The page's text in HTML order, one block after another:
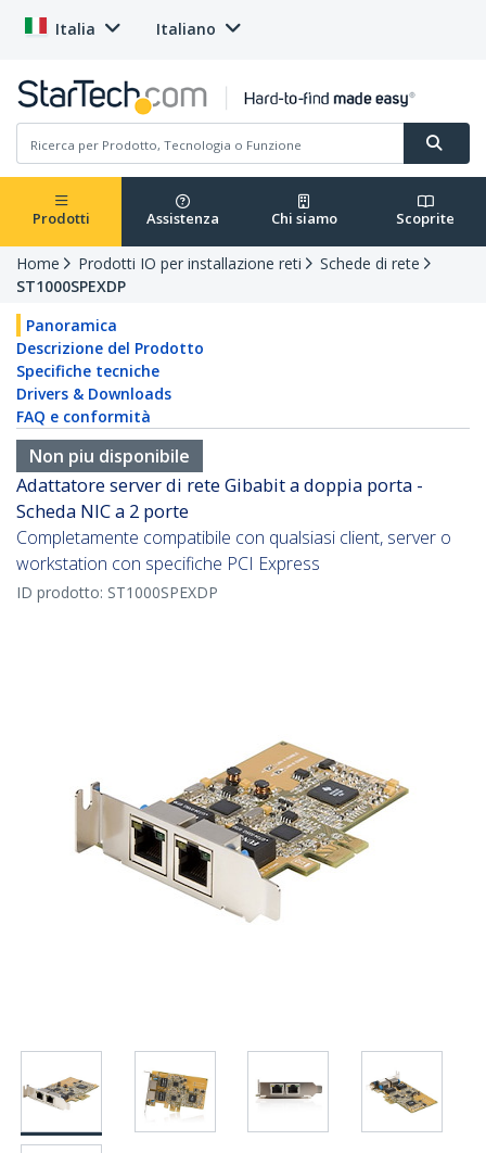
Italia Italiano
Prodotti Assistenza Chi siamo Scoprite
Home Prodotti IO per installazione reti
Schede di rete
ST1000SPEXDP
Panoramica
Descrizione del Prodotto
Specifiche tecniche
Drivers & Downloads
FAQ e conformità
Non piu disponibile
Adattatore server di rete Gibabit a doppia porta -
Scheda NIC a 2 porte
Completamente compatibile con qualsiasi client, server o
workstation con specifiche PCI Express
ID prodotto: ST1000SPEXDP